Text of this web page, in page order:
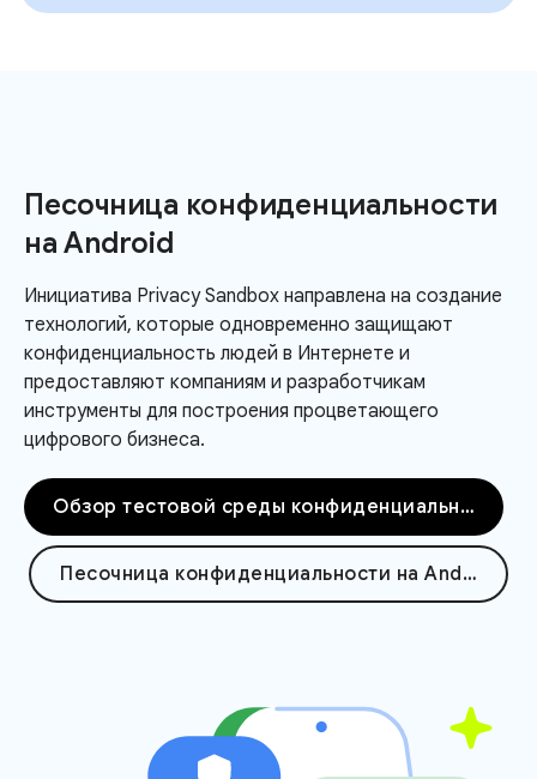
Песочница конфиденциальности
на Android
Инициатива Privacy Sandbox направлена ​​на создание
технологий, которые одновременно защищают
конфиденциальность людей в Интернете и
предоставляют компаниям и разработчикам
инструменты для построения процветающего
цифрового бизнеса.
Обзор тестовой среды конфиденциальности
Песочница конфиденциальности на Android